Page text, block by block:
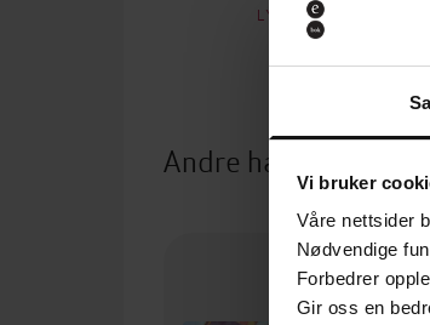
Vi bruker
Våre nettsider
Nødvendige
Forbedrer
Gir oss en
LYDBOK
Andre har også kjøpt